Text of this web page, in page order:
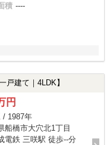
積 ----
戸建て｜4LDK】
円
/ 1987年
船橋市大穴北1丁目
電鉄 三咲駅 徒歩--分